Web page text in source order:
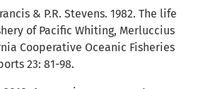
& P.R. Stevens. 1982. The life
of Pacific Whiting, Merluccius
Cooperative Oceanic Fisheries
23: 81-98.